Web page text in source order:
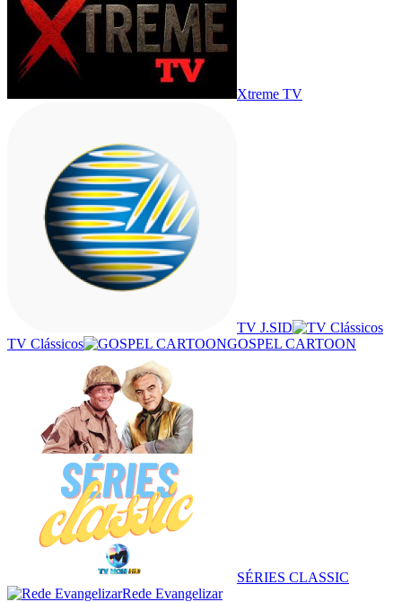
Xtreme TV
TV J.SID
TV Clássicos
GOSPEL CARTOON
SÉRIES CLASSIC
Rede Evangelizar